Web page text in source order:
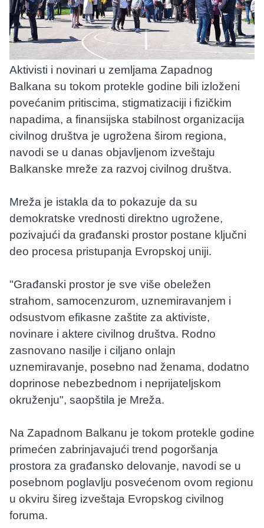
Aktivisti i novinari u zemljama Zapadnog
Balkana su tokom protekle godine bili izloženi
povećanim pritiscima, stigmatizaciji i fizičkim
napadima, a finansijska stabilnost organizacija
civilnog društva je ugrožena širom regiona,
navodi se u danas objavljenom izveštaju
Balkanske mreže za razvoj civilnog društva.
Mreža je istakla da to pokazuje da su
demokratske vrednosti direktno ugrožene,
pozivajući da građanski prostor postane ključni
deo procesa pristupanja Evropskoj uniji.
"Građanski prostor je sve više obeležen
strahom, samocenzurom, uznemiravanjem i
odsustvom efikasne zaštite za aktiviste,
novinare i aktere civilnog društva. Rodno
zasnovano nasilje i ciljano onlajn
uznemiravanje, posebno nad ženama, dodatno
doprinose nebezbednom i neprijateljskom
okruženju", saopštila je Mreža.
Na Zapadnom Balkanu je tokom protekle godine
primećen zabrinjavajući trend pogoršanja
prostora za građansko delovanje, navodi se u
posebnom poglavlju posvećenom ovom regionu
u okviru šireg izveštaja Evropskog civilnog
foruma.